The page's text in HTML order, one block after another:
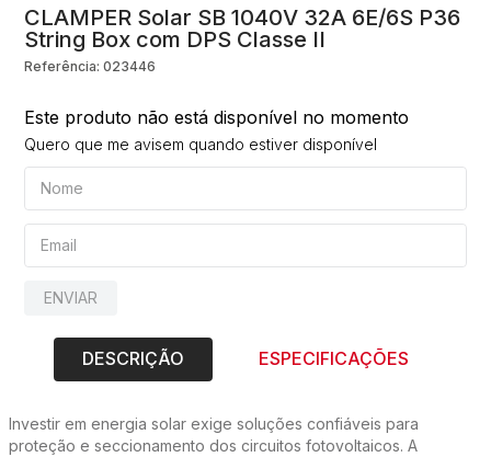
CLAMPER Solar SB 1040V 32A 6E/6S P36
String Box com DPS Classe II
Referência:023446
Este produto não está disponível no momento
Quero que me avisem quando estiver disponível
ENVIAR
DESCRIÇÃO ESPECIFICAÇÕES
Investir em energia solar exige soluções confiáveis para
proteção e seccionamento dos circuitos fotovoltaicos. A
10º string box